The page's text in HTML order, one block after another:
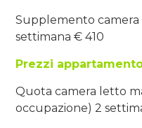
Supplemento camera
settimana € 410
Prezzi
Quota camera letto
occupazione) 2